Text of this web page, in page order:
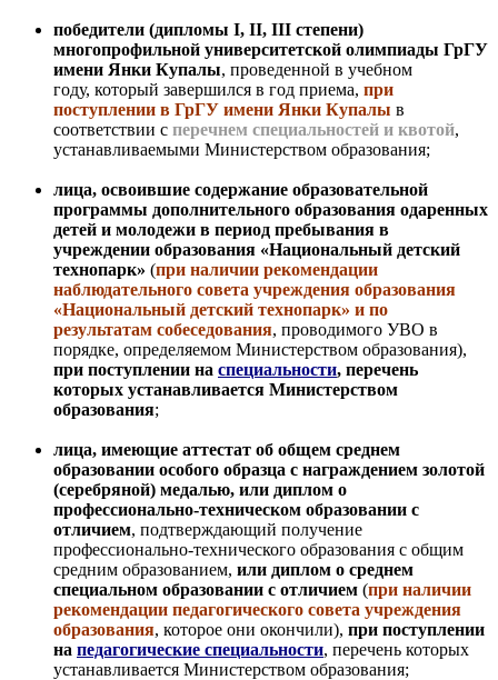
победители (дипломы I, II, III степени)
многопрофильной университетской олимпиады ГрГУ
имени Янки Купалы, проведенной в учебном
году, который завершился в год приема, при
поступлении в ГрГУ имени Янки Купалы в
соответствии с перечнем специальностей и квотой,
устанавливаемыми Министерством образования;
лица, освоившие содержание образовательной
программы дополнительного образования одаренных
детей и молодежи в период пребывания в
учреждении образования «Национальный детский
технопарк» (при наличии рекомендации
наблюдательного совета учреждения образования
«Национальный детский технопарк» и по
результатам собеседования, проводимого УВО в
порядке, определяемом Министерством образования),
при поступлении на специальности, перечень
которых устанавливается Министерством
образования;
лица, имеющие аттестат об общем среднем
образовании особого образца с награждением золотой
(серебряной) медалью, или диплом о
профессионально-техническом образовании с
отличием, подтверждающий получение
профессионально-технического образования с общим
средним образованием, или диплом о среднем
специальном образовании с отличием (при наличии
рекомендации педагогического совета учреждения
образования, которое они окончили), при поступлении
на педагогические специальности, перечень которых
устанавливается Министерством образования;